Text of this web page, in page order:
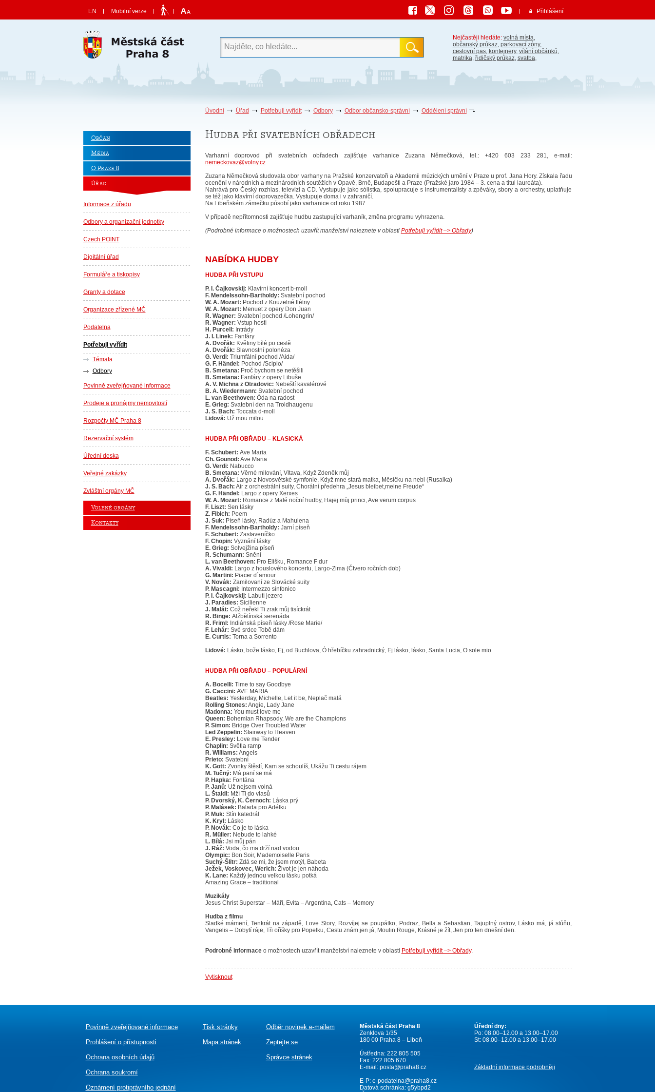
EN Mobilní verze Přihlášení
Nejčastěji hledáte: volná místa,
občanský průkaz, parkovací zóny,
cestovní pas, kontejnery, vítání občánků,
matrika, řidičský průkaz, svatba,
Úvodní Úřad Potřebuji vyřídit Odbory Odbor občansko-správní Oddělení správní
Občan
Média
O Praze 8
Úřad
Informace z úřadu
Odbory a organizační jednotky
Czech POINT
Digitální úřad
Formuláře a tiskopisy
Granty a dotace
Organizace zřízené MČ
Podatelna
Potřebuji vyřídit
Témata
Odbory
Povinně zveřejňované informace
Prodeje a pronájmy nemovitostí
Rozpočty MČ Praha 8
Rezervační systém
Úřední deska
Veřejné zakázky
Zvláštní orgány MČ
Volené orgány
Kontakty
Hudba při svatebních obřadech
Varhanní doprovod při svatebních obřadech zajišťuje varhanice Zuzana Němečková, tel.: +420 603 233 281, e-mail:
nemeckovaz@volny.cz
Zuzana Němečková studovala obor varhany na Pražské konzervatoři a Akademii múzických umění v Praze u prof. Jana Hory. Získala řadu
ocenění v národních a mezinárodních soutěžích v Opavě, Brně, Budapešti a Praze (Pražské jaro 1984 – 3. cena a titul laureáta).
Nahrává pro Český rozhlas, televizi a CD. Vystupuje jako sólistka, spolupracuje s instrumentalisty a zpěváky, sbory a orchestry, uplatňuje
se též jako klavírní doprovazečka. Vystupuje doma i v zahraničí.
Na Libeňském zámečku působí jako varhanice od roku 1987.
V případě nepřítomnosti zajišťuje hudbu zastupující varhaník, změna programu vyhrazena.
(Podrobné informace o možnostech uzavřít manželství naleznete v oblasti Potřebuji vyřídit –> Obřady)
NABÍDKA HUDBY
HUDBA PŘI VSTUPU
P. I. Čajkovskij: Klavírní koncert b-moll
F. Mendelssohn-Bartholdy: Svatební pochod
W. A. Mozart: Pochod z Kouzelné flétny
W. A. Mozart: Menuet z opery Don Juan
R. Wagner: Svatební pochod /Lohengrin/
R. Wagner: Vstup hostí
H. Purcell: Intrády
J. I. Linek: Fanfáry
A. Dvořák: Květiny bílé po cestě
A. Dvořák: Slavnostní polonéza
G. Verdi: Triumfální pochod /Aida/
G. F. Händel: Pochod /Scipio/
B. Smetana: Proč bychom se netěšili
B. Smetana: Fanfáry z opery Libuše
A. V. Michna z Otradovic: Nebeští kavalérové
B. A. Wiedermann: Svatební pochod
L. van Beethoven: Óda na radost
E. Grieg: Svatební den na Troldhaugenu
J. S. Bach: Toccata d-moll
Lidová: Už mou milou
HUDBA PŘI OBŘADU – KLASICKÁ
F. Schubert: Ave Maria
Ch. Gounod: Ave Maria
G. Verdi: Nabucco
B. Smetana: Věrné milování, Vltava, Když Zdeněk můj
A. Dvořák: Largo z Novosvětské symfonie, Když mne stará matka, Měsíčku na nebi (Rusalka)
J. S. Bach: Air z orchestrální suity, Chorální předehra „Jesus bleibet,meine Freude“
G. F. Händel: Largo z opery Xerxes
W. A. Mozart: Romance z Malé noční hudby, Hajej můj princi, Ave verum corpus
F. Liszt: Sen lásky
Z. Fibich: Poem
J. Suk: Píseň lásky, Radúz a Mahulena
F. Mendelssohn-Bartholdy: Jarní píseň
F. Schubert: Zastaveníčko
F. Chopin: Vyznání lásky
E. Grieg: Solvejžina píseň
R. Schumann: Snění
L. van Beethoven: Pro Elišku, Romance F dur
A. Vivaldi: Largo z houslového koncertu, Largo-Zima (Čtvero ročních dob)
G. Martini: Piacer d´amour
V. Novák: Zamilovaní ze Slovácké suity
P. Mascagni: Intermezzo sinfonico
P. I. Čajkovskij: Labutí jezero
J. Paradies: Sicilienne
J. Malát: Což neřekl Ti zrak můj tisíckrát
R. Binge: Alžbětínská serenáda
R. Friml: Indiánská píseň lásky /Rose Marie/
F. Lehár: Své srdce Tobě dám
E. Curtis: Torna a Sorrento
Lidové: Lásko, bože lásko, Ej, od Buchlova, Ó hřebíčku zahradnický, Ej lásko, lásko, Santa Lucia, O sole mio
HUDBA PŘI OBŘADU – POPULÁRNÍ
A. Bocelli: Time to say Goodbye
G. Caccini: AVE MARIA
Beatles: Yesterday, Michelle, Let it be, Neplač malá
Rolling Stones: Angie, Lady Jane
Madonna: You must love me
Queen: Bohemian Rhapsody, We are the Champions
P. Simon: Bridge Over Troubled Water
Led Zeppelin: Stairway to Heaven
E. Presley: Love me Tender
Chaplin: Světla ramp
R. Williams: Angels
Prieto: Svatební
K. Gott: Zvonky štěstí, Kam se schoulíš, Ukážu Ti cestu rájem
M. Tučný: Má paní se má
P. Hapka: Fontána
P. Janů: Už nejsem volná
L. Štaidl: Mží Ti do vlasů
P. Dvorský, K. Černoch: Láska prý
P. Malásek: Balada pro Adélku
P. Muk: Stín katedrál
K. Kryl: Lásko
P. Novák: Co je to láska
R. Müller: Nebude to lahké
L. Bílá: Jsi můj pán
J. Ráž: Voda, čo ma drží nad vodou
Olympic: Bon Soir, Mademoiselle Paris
Suchý-Šlitr: Zdá se mi, že jsem motýl, Babeta
Ježek, Voskovec, Werich: Život je jen náhoda
K. Lane: Každý jednou velkou lásku potká
Amazing Grace – traditional
Muzikály
Jesus Christ Superstar – Máří, Evita – Argentina, Cats – Memory
Hudba z filmu
Sladké mámení, Tenkrát na západě, Love Story, Rozvíjej se poupátko, Podraz, Bella a Sebastian, Tajuplný ostrov, Lásko má, já stůňu,
Vangelis – Dobytí ráje, Tři oříšky pro Popelku, Cestu znám jen já, Moulin Rouge, Krásné je žít, Jen pro ten dnešní den.
Podrobné informace o možnostech uzavřít manželství naleznete v oblasti Potřebuji vyřídit –> Obřady.
Vytisknout
Povinně zveřejňované informace
Prohlášení o přístupnosti
Ochrana osobních údajů
Ochrana soukromí
Oznámeníprotiprávního jednání
Tisk stránky
Mapa stránek
Odběr novinek e-mailem
Zeptejte se
Správce stránek
Městská část Praha 8
Zenklova 1/35
180 00 Praha 8 – Libeň
Ústředna: 222 805 505
Fax: 222 805 670
E-mail: posta@praha8.cz
E-P:e-podatelna@praha8.cz
Datová schránka: g5ybpd2
Úřední dny:
Po: 08.00–12.00 a 13.00–17.00
St: 08.00–12.00 a 13.00–17.00
Základní informace podrobněji